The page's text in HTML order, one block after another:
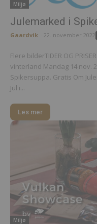
Miljø
Julemarked i
Gaardvik 22. november 2022
Flere bilderTIDER OG
vinterland Mandag 14 nov.
Spikersuppa. Gratis Om
Jul i...
Les mer
Miljø